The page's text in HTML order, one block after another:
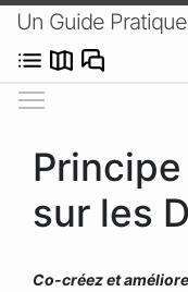
Un Guide
sur les
Co-créez et